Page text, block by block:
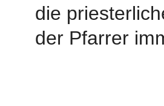
die
der Pfarrer